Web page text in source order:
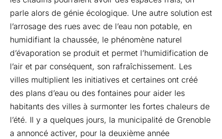
parle alors de génie écologique. Une autre solution est
l’arrosage des rues avec de l’eau non potable, en
humidifiant la chaussée, le phénomène naturel
d’évaporation se produit et permet l’humidification de
l’air et par conséquent, son rafraîchissement. Les
villes multiplient les initiatives et certaines ont créé
des plans d’eau ou des fontaines pour aider les
habitants des villes à surmonter les fortes chaleurs de
l’été. Il y a quelques jours, la municipalité de Grenoble
a annoncé activer, pour la deuxième année